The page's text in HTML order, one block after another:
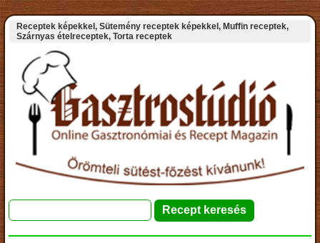
Receptek képekkel, Sütemény receptek képekkel, Muffin receptek,
Szárnyas ételreceptek, Torta receptek